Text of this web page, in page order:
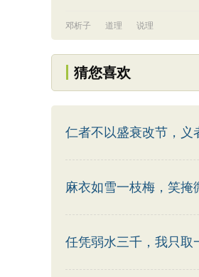
邓析子 道理 说理
猜您喜欢
仁者不以盛衰改节，义
麻衣如雪一枝梅，笑掩
任凭弱水三千，我只取